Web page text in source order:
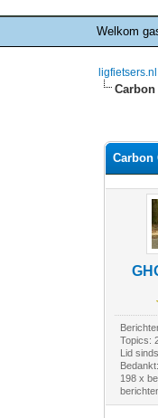
Welkom
ligfietsers.nl
Carbon
Topics:
Lid
198 x